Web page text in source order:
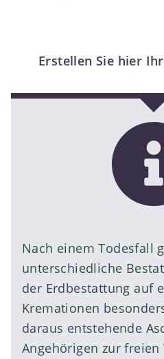
Erstellen Sie hier
Nach einem Todesfall
unterschiedliche
der Erdbestattung auf
Kremationen
daraus entstehende
Angehörigen zur